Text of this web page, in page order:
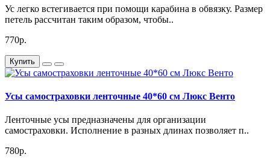
Ус легко встегивается при помощи карабина в обвязку. Размер
петель рассчитан таким образом, чтобы..
770р.
Купить
Усы самостраховки ленточные 40*60 см Люкс Венто
Ленточные усы предназначены для организации
самостраховки. Исполнение в разных длинах позволяет п..
780р.